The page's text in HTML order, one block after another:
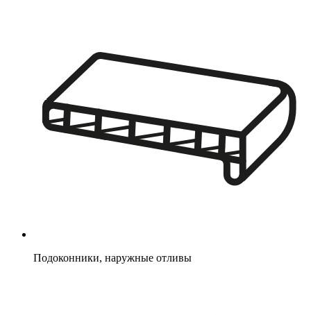
Подоконники, наружные отливы